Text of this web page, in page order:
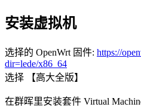
安装虚拟机
选择的 OpenWrt 固件: https://
dir=lede/x86_64
选择 【高大全版】
在群晖里安装套件 Virtual